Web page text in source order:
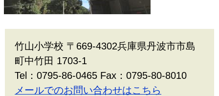
竹山小学校 〒669-4302兵庫県丹波市市島
町中竹田 1703-1
Tel：0795-86-0465 Fax：0795-80-8010
メールでのお問い合わせはこちら